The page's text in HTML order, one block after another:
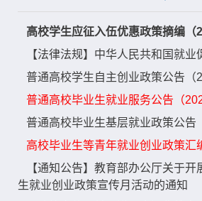
高校学生应征入伍优惠政策摘编（
【法律法规】中华人民共和国就业
普通高校学生自主创业政策公告（
普通高校毕业生就业服务公告（
普通高校毕业生基层就业政策公告
高校毕业生等青年就业创业政策汇
【通知公告】教育部办公厅关于
生就业创业政策宣传月活动的通知